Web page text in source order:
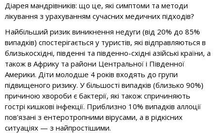
Діарея мандрівників: що це, які симптоми та методи
лікування з урахуванням сучасних медичних підходів?
Найбільший ризик виникнення недуги (від 20% до 85%
випадків) спостерігається у туристів, які відправляються в
близькосхідні, південні та південно-східні азійські країни, а
також в Африку та райони Центральної і Південної
Америки. Діти молодше 4 років входять до групи
підвищеного ризику. У більшості випадків (близько 90%)
причиною хвороби є бактерії, які також спричиняють
гострі кишкові інфекції. Приблизно 10% випадків аллоції
пов'язані з ентеротропними вірусами, а в рідкісних
ситуаціях — з найпростішими.